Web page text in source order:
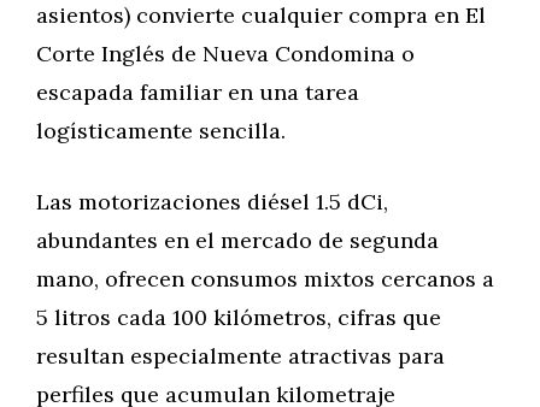
asientos) convierte cualquier compra en El
Corte Inglés de Nueva Condomina o
escapada familiar en una tarea
logísticamente sencilla.
Las motorizaciones diésel 1.5 dCi,
abundantes en el mercado de segunda
mano, ofrecen consumos mixtos cercanos a
5 litros cada 100 kilómetros, cifras que
resultan especialmente atractivas para
perfiles que acumulan kilometraje